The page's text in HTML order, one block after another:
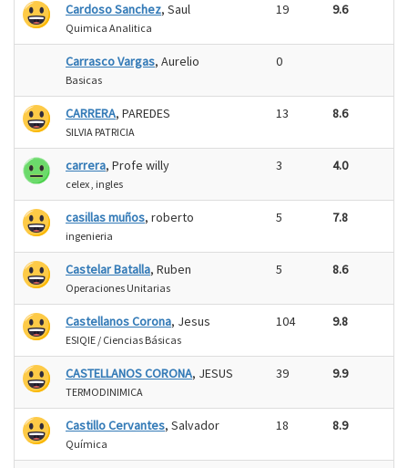
Cardoso Sanchez, Saul
Quimica Analitica
19 9.6
Carrasco Vargas, Aurelio
Basicas
0
CARRERA, PAREDES
SILVIA PATRICIA
13 8.6
carrera, Profe willy
celex , ingles
3 4.0
casillas muños, roberto
ingenieria
5 7.8
Castelar Batalla, Ruben
Operaciones Unitarias
5 8.6
Castellanos Corona, Jesus
ESIQIE / Ciencias Básicas
104 9.8
CASTELLANOS CORONA, JESUS
TERMODINIMICA
39 9.9
Castillo Cervantes, Salvador
Química
18 8.9